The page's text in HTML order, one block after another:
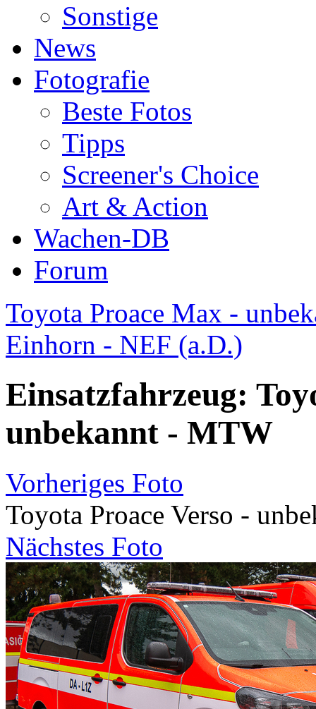
Sonstige
News
Fotografie
Beste Fotos
Tipps
Screener's Choice
Art & Action
Wachen-DB
Forum
Toyota Proace Max -
Einhorn - NEF (a.D.)
Einsatzfahrzeug:
unbekannt - MTW
Vorheriges Foto
Toyota Proace Verso -
Nächstes Foto